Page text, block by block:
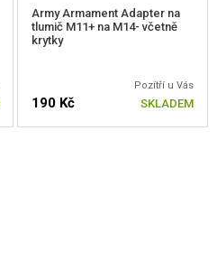
Army Armament Adapter na
tlumič M11+ na M14- včetně
krytky
Pozítří u Vás
190 Kč SKLADEM